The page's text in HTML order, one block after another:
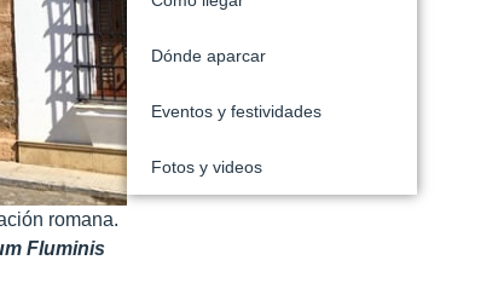
romana.
Fluminis
Dónde aparcar
Eventos y festividades
Fotos y videos